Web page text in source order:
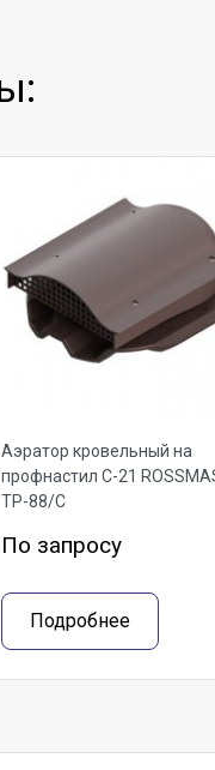
Аэратор кровельный на
профнастил С-21
ТР-88/С
По запросу
Подробнее